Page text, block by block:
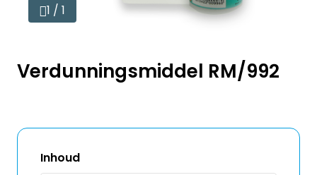
1 / 1
Verdunningsmiddel RM/992
Inhoud